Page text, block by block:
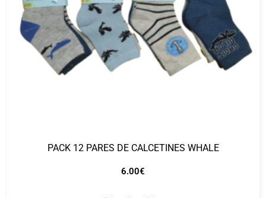
PACK 12 PARES DE CALCETINES WHALE
6.00€